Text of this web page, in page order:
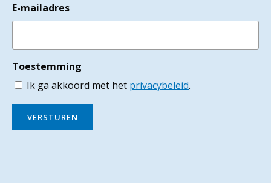
E-mailadres
Toestemming
Ik ga akkoord met het privacybeleid.
VERSTUREN